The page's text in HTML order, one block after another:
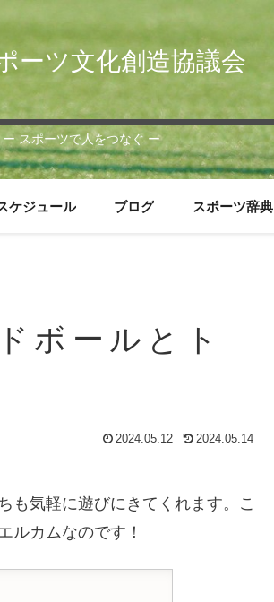
ーツ文化創造協議会
ー スポーツで人をつなぐ ー
ケジュール ブログ スポーツ辞典
ボールとト
2024.05.12 2024.05.14
も気軽に遊びにきてくれます。こ
ルカムなのです！